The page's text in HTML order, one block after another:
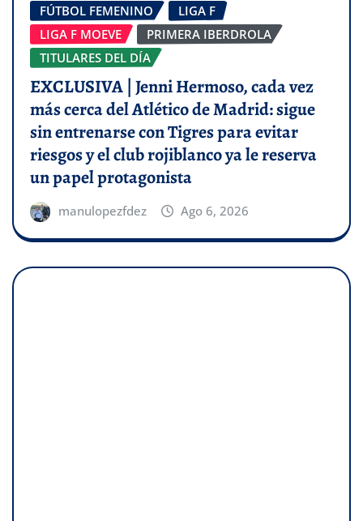
FÚTBOL FEMENINO
LIGA F
LIGA F MOEVE
PRIMERA IBERDROLA
TITULARES DEL DÍA
EXCLUSIVA | Jenni Hermoso, cada vez
más cerca del Atlético de Madrid: sigue
sin entrenarse con Tigres para evitar
riesgos y el club rojiblanco ya le reserva
un papel protagonista
manulopezfdez Ago 6, 2026